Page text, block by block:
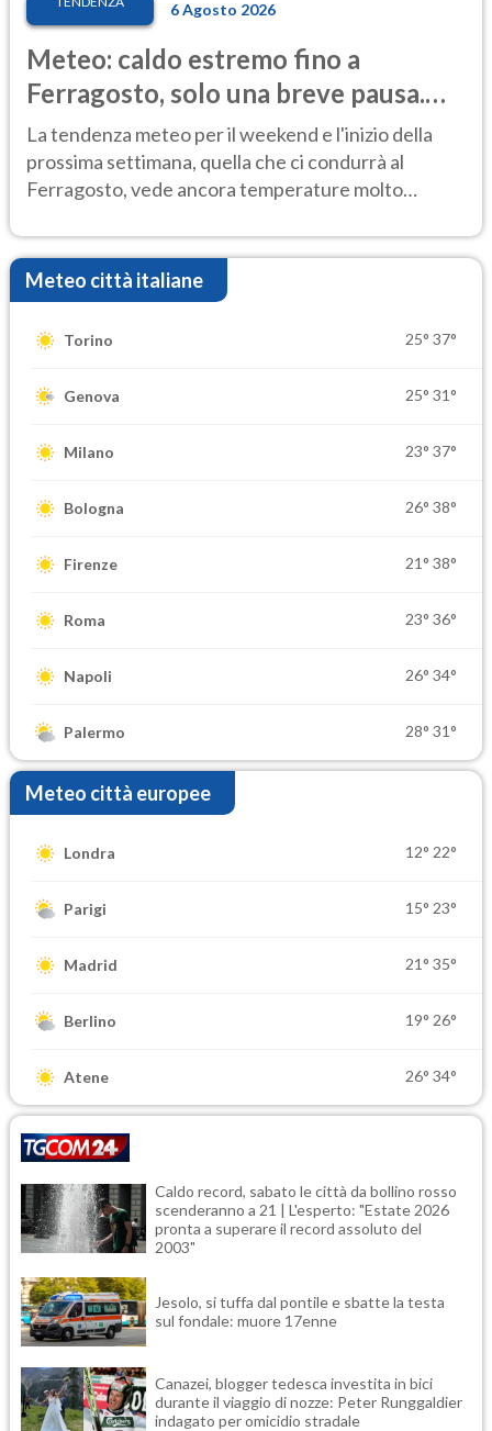
6 Agosto 2026
Meteo: caldo estremo fino a
Ferragosto, solo una breve pausa.
Ecco dove
La tendenza meteo per il weekend e l'inizio della
prossima settimana, quella che ci condurrà al
Ferragosto, vede ancora temperature molto
Meteo città italiane
Torino 25° 37°
Genova 25° 31°
Milano 23° 37°
Bologna 26° 38°
Firenze 21° 38°
Roma 23° 36°
Napoli 26° 34°
Palermo 28° 31°
Meteo città europee
Londra 12° 22°
Parigi 15° 23°
Madrid 21° 35°
Berlino 19° 26°
Atene 26° 34°
Caldo record, sabato le città da bollino rosso
scenderanno a 21 | L'esperto: "Estate 2026
pronta a superare il record assoluto del
2003"
Jesolo, si tuffa dal pontile e sbatte la testa
sul fondale: muore 17enne
Canazei, blogger tedesca investita in bici
durante il viaggio di nozze: Peter Runggaldier
indagato per omicidio stradale